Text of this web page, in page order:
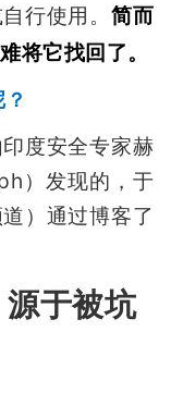
行使用。 简而
将它找回了。
度安全专家赫
）发现的，于
）通过博客了
于被坑